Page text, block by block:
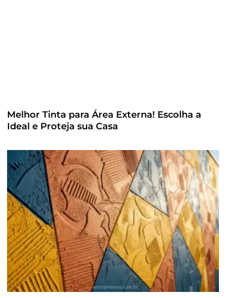
Melhor Tinta para Área Externa! Escolha a
Ideal e Proteja sua Casa